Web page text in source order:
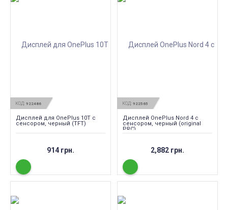
КОД: 922486
Дисплей для OnePlus 10T с
сенсором, черный (TFT)
914 грн.
КОД: 922565
Дисплей OnePlus Nord 4 с
сенсором, черный (original
PRC)
2,882 грн.